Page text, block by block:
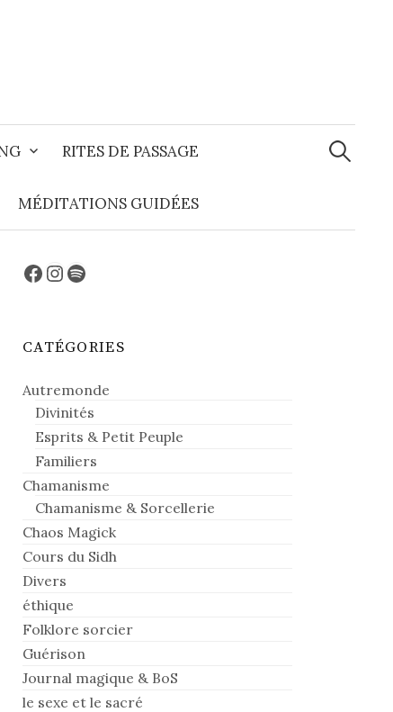
RITES DE PASSAGE
MÉDITATIONS GUIDÉES
Facebook
Instagram
Spotify
CATÉGORIES
Autremonde
Divinités
Esprits & Petit Peuple
Familiers
Chamanisme
Chamanisme & Sorcellerie
Chaos Magick
Cours du Sidh
Divers
éthique
Folklore sorcier
Guérison
Journal magique & BoS
le sexe et le sacré